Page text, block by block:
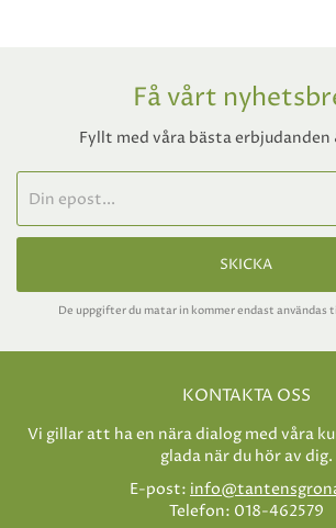
Få vårt
Fyllt med våra bästa
SKICKA
De uppgifter du matar in kommer endast användas
KONTAKTA OSS
Vi gillar att ha en nära dialog med våra
glada när du hör av dig.
E-post:
Telefon: 018-462579